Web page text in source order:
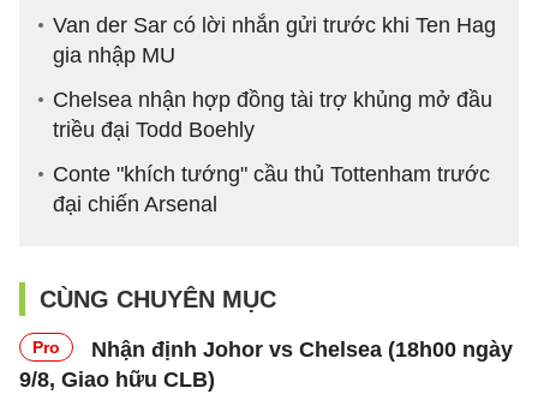
Van der Sar có lời nhắn gửi trước khi Ten Hag
gia nhập MU
Chelsea nhận hợp đồng tài trợ khủng mở đầu
triều đại Todd Boehly
Conte "khích tướng" cầu thủ Tottenham trước
đại chiến Arsenal
CÙNG CHUYÊN MỤC
Pro
Nhận định Johor vs Chelsea (18h00 ngày
9/8, Giao hữu CLB)